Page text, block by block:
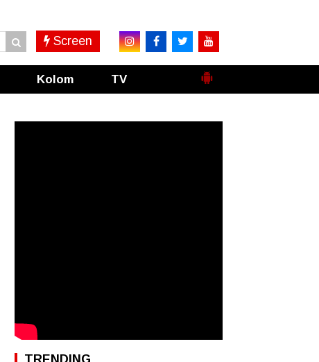
Screen
Kolom TV